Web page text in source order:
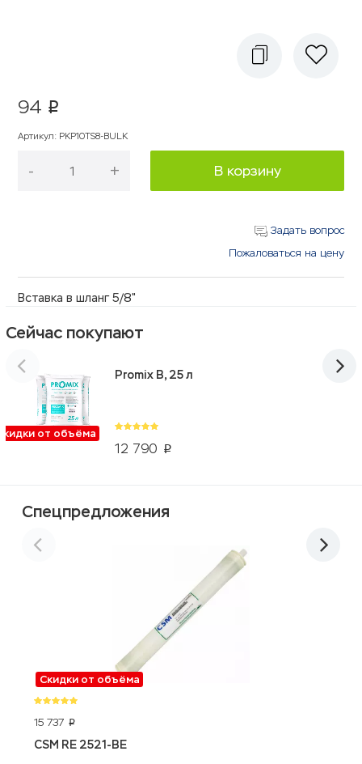
94 p
Артикул: PKP10TS8-BULK
- + В корзину
Задать вопрос
Пожаловаться на цену
Вставка в шланг 5/8"
Сейчас покупают
от объёма
12 790 p
Promix B, 25 л
Спецпредложения
Скидки от объёма
15 737 p
CSM RE 2521-BE